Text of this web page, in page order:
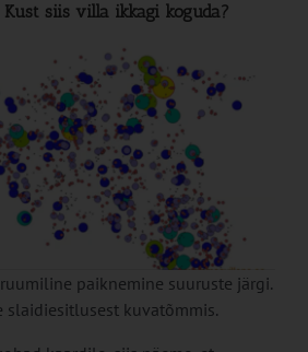
siis villa ikkagi koguda?
paiknemine suuruste järgi.
slaidiesitlusest kuvatõmmis.